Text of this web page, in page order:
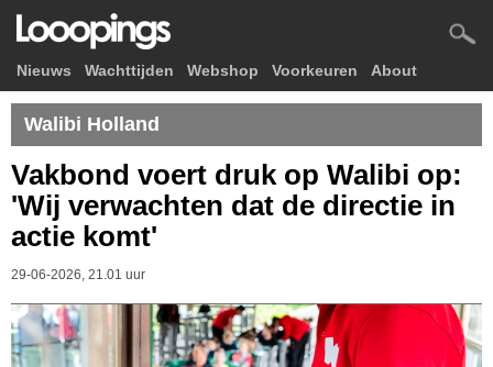
Nieuws Wachttijden Webshop Voorkeuren About
Walibi Holland
Vakbond voert druk op Walibi op:
'Wij verwachten dat de directie in
actie komt'
29-06-2026, 21.01 uur